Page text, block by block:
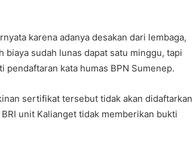
karena adanya desakan dari lembaga,
biaya sudah lunas dapat satu minggu, tapi
kata humas BPN Sumenep.
sertifikat tersebut tidak akan didaftarkan
unit Kalianget tidak memberikan bukti